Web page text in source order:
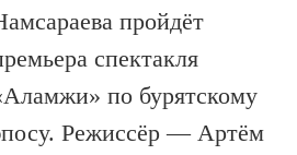
пройдёт
спектакля
по бурятскому
Режиссёр — Артём